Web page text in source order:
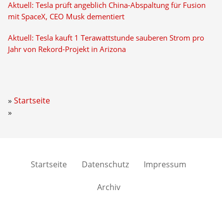
Aktuell: Tesla prüft angeblich China-Abspaltung für Fusion
mit SpaceX, CEO Musk dementiert
Aktuell: Tesla kauft 1 Terawattstunde sauberen Strom pro
Jahr von Rekord-Projekt in Arizona
Startseite
Startseite Datenschutz Impressum
Archiv